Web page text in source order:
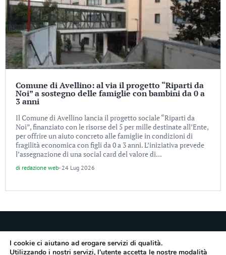
Comune di Avellino: al via il progetto “Riparti da
Noi” a sostegno delle famiglie con bambini da 0 a
3 anni
Il Comune di Avellino lancia il progetto sociale “Riparti da
Noi”, finanziato con le risorse del 5 per mille destinate all’Ente,
per offrire un aiuto concreto alle famiglie in condizioni di
fragilità economica con figli da 0 a 3 anni. L’iniziativa prevede
l’assegnazione di una social card del valore di...
di redazione web- 24 Lug 2026
I cookie ci aiutano ad erogare servizi di qualità.
Utilizzando i nostri servizi, l'utente accetta le nostre modalità